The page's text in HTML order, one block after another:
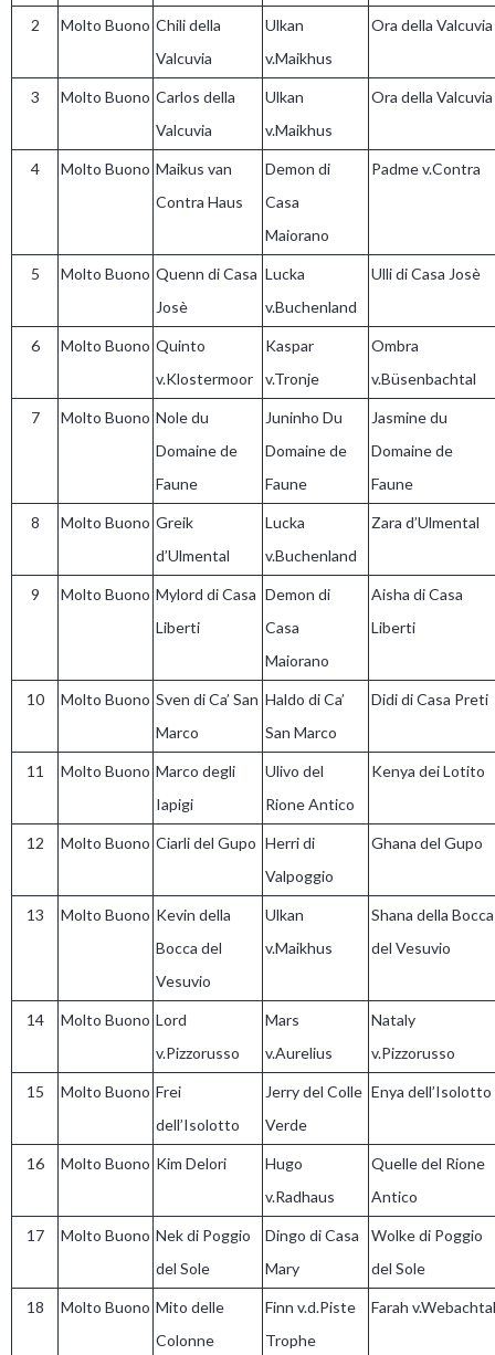
2 Molto Buono Chili della
Valcuvia
Ulkan
v.Maikhus
Ora della Valcuvia
3 Molto Buono Carlos della
Valcuvia
Ulkan
v.Maikhus
Ora della Valcuvia
4 Molto Buono Maikus van
Contra Haus
Demon di
Casa
Maiorano
Padme v.Contra
5 Molto Buono Quenn di Casa
Josè
Lucka
v.Buchenland
Ulli di Casa Josè
6 Molto Buono Quinto
v.Klostermoor
Kaspar
v.Tronje
Ombra
v.Büsenbachtal
7 Molto Buono Nole du
Domaine de
Faune
Juninho Du
Domaine de
Faune
Jasmine du
Domaine de
Faune
8 Molto Buono Greik
d’Ulmental
Lucka
v.Buchenland
Zara d’Ulmental
9 Molto Buono Mylord di Casa
Liberti
Demon di
Casa
Maiorano
Aisha di Casa
Liberti
10 Molto Buono Sven di Ca’ San
Marco
Haldo di Ca’
San Marco
Didi di Casa Preti
11 Molto Buono Marco degli
Iapigi
Ulivo del
Rione Antico
Kenya dei Lotito
12 Molto Buono Ciarli del Gupo Herri di
Valpoggio
Ghana del Gupo
13 Molto Buono Kevin della
Bocca del
Vesuvio
Ulkan
v.Maikhus
Shana della Bocca
del Vesuvio
14 Molto Buono Lord
v.Pizzorusso
Mars
v.Aurelius
Nataly
v.Pizzorusso
15 Molto Buono Frei
dell’Isolotto
Jerry del Colle
Verde
Enya dell’Isolotto
16 Molto Buono Kim Delori
Hugo
v.Radhaus
Quelle del Rione
Antico
17 Molto Buono Nek di Poggio
del Sole
Dingo di Casa
Mary
Wolke di Poggio
del Sole
18 Molto Buono Mito delle
Colonne
Finn v.d.Piste
Trophe
Farah v.Webachtal